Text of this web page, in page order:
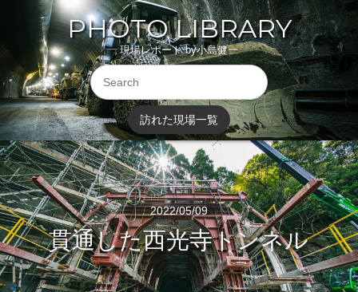
PHOTO LIBRARY
現場レポート by小島健一
訪れた現場一覧
2022/05/09
貫通した西光寺トンネル